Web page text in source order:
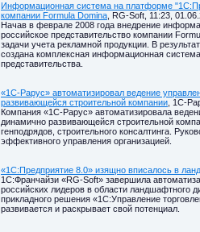
Информационная система на платформе
компании Formula Domina , RG-Soft, 11:23,
Начав в феврале 2008 года внедрение
российское представительство компании
задачи учета рекламной продукции. В
создана комплексная информационная
представительства.
«1С-Рарус» автоматизировал ведение
развивающейся строительной компании , 1C-
Компания «1С-Рарус» автоматизировала
динамично развивающейся строительной
генподрядов, строительного консалтинга.
эффективного управления организацией.
«1С:Предприятие 8.0» изящно вписалось в
1С:Франчайзи «RG-Soft» завершила
российских лидеров в области ландшафтного
прикладного решения «1С:Управление
развивается и раскрывает свой потенциал.